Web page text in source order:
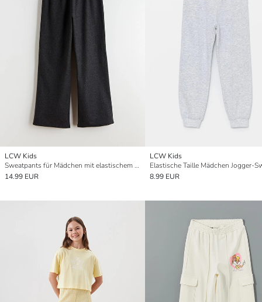
LCW Kids
Sweatpants für Mädchen mit elastischem Bund
14.99 EUR
LCW Kids
8.99 EUR